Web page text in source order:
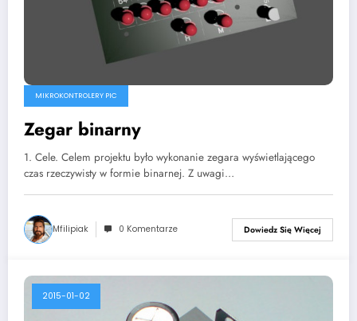
MIKROKONTROLERY PIC
Zegar binarny
1. Cele. Celem projektu było wykonanie zegara wyświetlającego
czas rzeczywisty w formie binarnej. Z uwagi…
Mfilipiak 0 Komentarze Dowiedz Się Więcej
2015-01-02